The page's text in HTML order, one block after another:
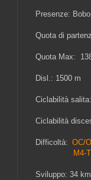
Presenze:
Quota di
Quota Max:
Disl.: 1500 m
Ciclabilità
Ciclabilità
Difficoltà: OC/
M4-
Sviluppo: 34 km